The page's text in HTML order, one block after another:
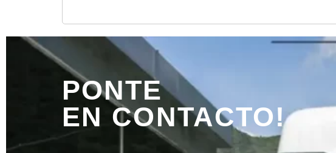
PONTE
EN CONTACTO!